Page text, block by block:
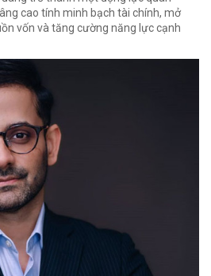
cao tính minh bạch tài chính, mở
vốn và tăng cường năng lực cạnh